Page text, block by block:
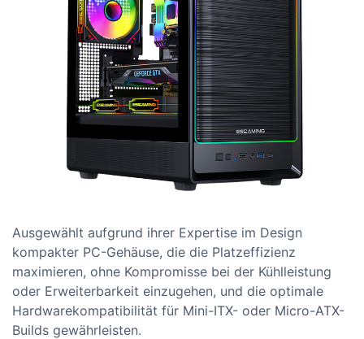
Ausgewählt aufgrund ihrer Expertise im Design
kompakter PC-Gehäuse, die die Platzeffizienz
maximieren, ohne Kompromisse bei der Kühlleistung
oder Erweiterbarkeit einzugehen, und die optimale
Hardwarekompatibilität für Mini-ITX- oder Micro-ATX-
Builds gewährleisten.